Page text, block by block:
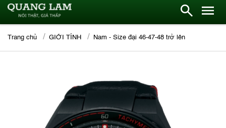
Trang chủ GIỚI TÍNH Nam - Size đại 46-47-48 trở lên